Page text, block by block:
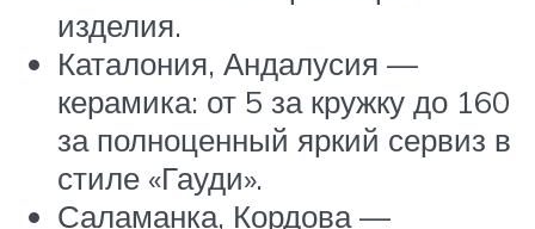
изделия.
Каталония, Андалусия —
керамика: от 5 за кружку до 160
за полноценный яркий сервиз в
стиле «Гауди».
Саламанка, Кордова —